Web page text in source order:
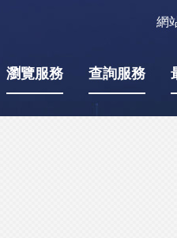
網
瀏覽服務 查詢服務